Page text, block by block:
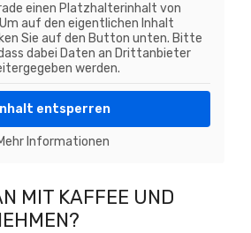
einen Platzhalterinhalt von
auf den eigentlichen Inhalt
Sie auf den Button unten. Bitte
dabei Daten an Drittanbieter
werden.
Inhalt entsperren
Informationen
MIT KAFFEE UND